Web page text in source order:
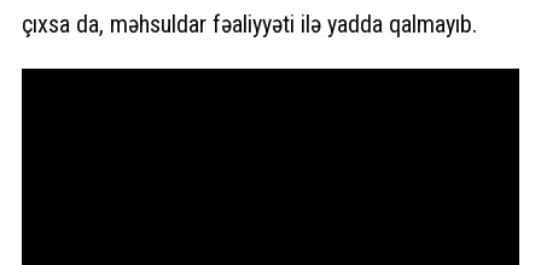
çıxsa da, məhsuldar fəaliyyəti ilə yadda qalmayıb.